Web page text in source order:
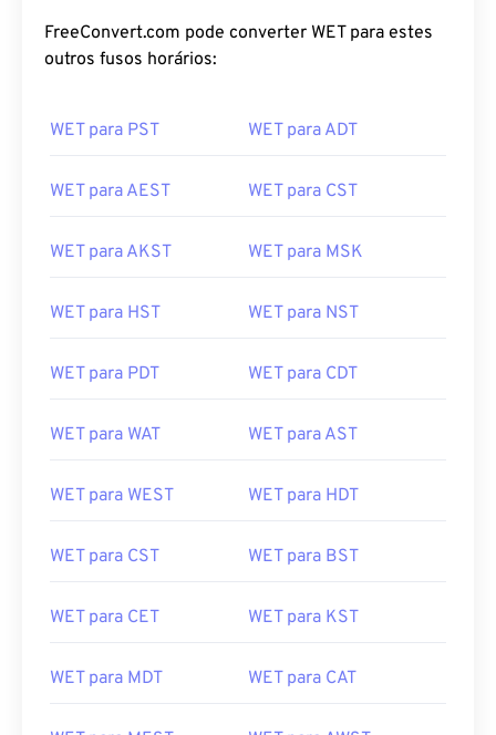
FreeConvert.com pode converter WET para estes
outros fusos horários:
WET para PST WET para ADT
WET para AEST WET para CST
WET para AKST WET para MSK
WET para HST WET para NST
WET para PDT WET para CDT
WET para WAT WET para AST
WET para WEST WET para HDT
WET para CST WET para BST
WET para CET WET para KST
WET para MDT WET para CAT